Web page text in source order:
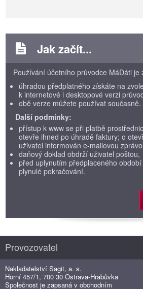
Jak začít...
Používání účetního průvodce MáDáti je
úhradou předplatného získáte na
k internetové i desktopové verzi
obě verze můžete používat současně.
Další podmínky:
přístup k www se při platbě
otevře ihned po úhradě faktury; o
uživatel informován e-mailovou
daňový doklad obdrží uživatel poštou,
před uplynutím předplaceného
plynulé pokračování.
Provozovatel
Nakladatelství Sagit, a. s.
Horní 457/1, 700 30 Ostrava-Hrabůvka
Společnost je zapsaná v obchodním